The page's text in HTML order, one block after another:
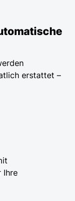
erstattet –
Ihre